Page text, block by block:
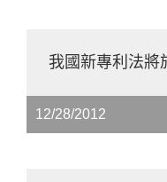
我國新專利法將
12/28/2012